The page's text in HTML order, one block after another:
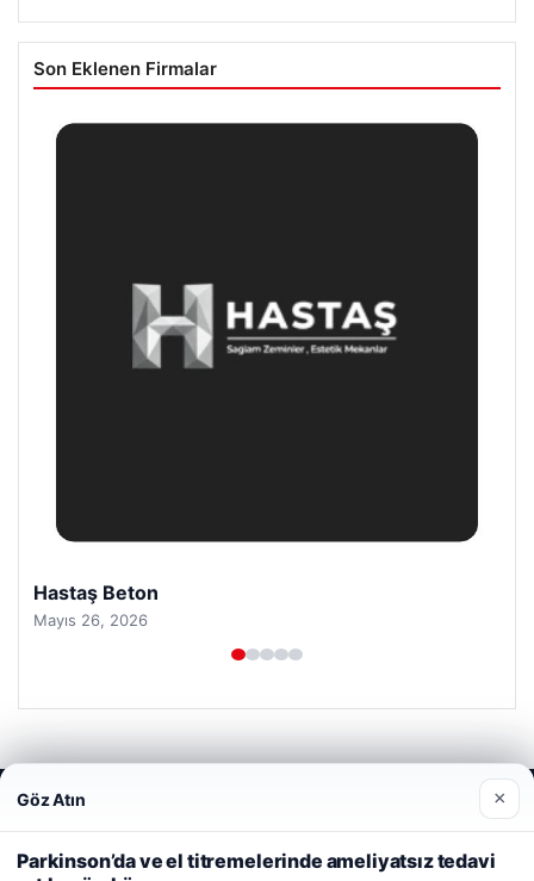
Son Eklenen Firmalar
Hastaş Beton
Mayıs 26, 2026
© 2026 Haber Kalesi
Web sitemizi nasıl kullandığınızı daha iyi anlayabilmek,
deneyiminizi kişiselleştirmek ve geliştirmek amacıyla çerezler
kullanıyoruz.Çerez Politikamız
Göz Atın ×
Parkinson’da ve el titremelerinde ameliyatsız tedavi